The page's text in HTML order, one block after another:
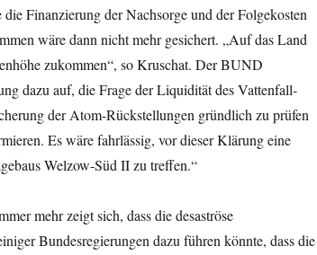
Finanzierung der Nachsorge und der Folgekosten
wäre dann nicht mehr gesichert. „Auf das Land
zukommen“, so Kruschat. Der BUND
dazu auf, die Frage der Liquidität des Vattenfall-
der Atom-Rückstellungen gründlich zu prüfen
Es wäre fahrlässig, vor dieser Klärung eine
Welzow-Süd II zu treffen.“
mehr zeigt sich, dass die desaströse
Bundesregierungen dazu führen könnte, dass die